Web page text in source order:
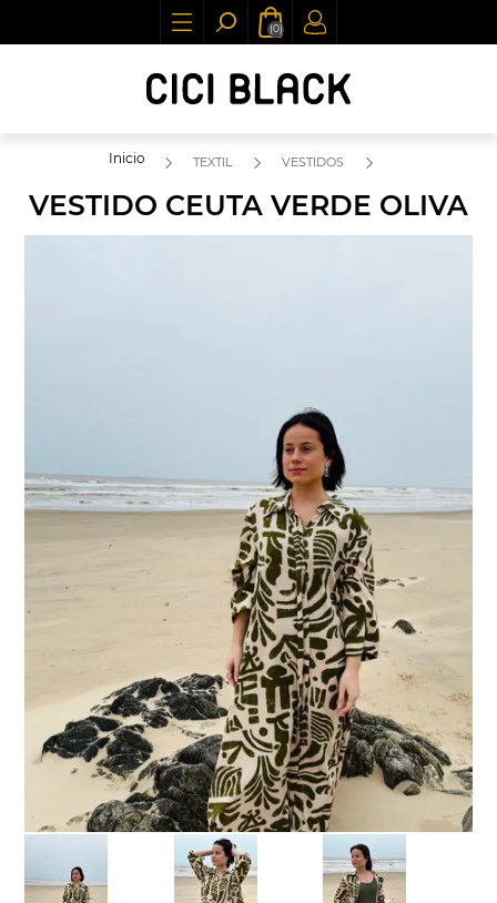
(0)
Inicio TEXTIL VESTIDOS
VESTIDO CEUTA VERDE OLIVA